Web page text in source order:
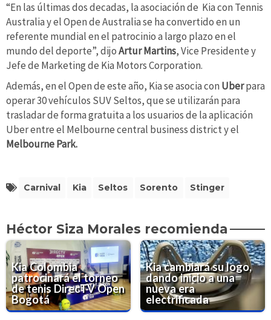
“En las últimas dos decadas, la asociación de Kia con Tennis
Australia y el Open de Australia se ha convertido en un
referente mundial en el patrocinio a largo plazo en el
mundo del deporte”, dijoArtur Martins, Vice Presidente y
Jefe de Marketing de Kia Motors Corporation.
Además, en el Open de este año, Kia se asocia con Uberpara
operar 30 vehículos SUV Seltos, que se utilizarán para
trasladar de forma gratuita a los usuarios de la aplicación
Uber entre el Melbourne central business district y el
Melbourne Park.
Carnival Kia Seltos Sorento Stinger
Héctor Siza Morales recomienda
Kia Colombia
patrocinará el torneo
de tenis DirecTV Open
Bogotá
Kia cambiará su logo,
dando inicio a una
nueva era
electrificada